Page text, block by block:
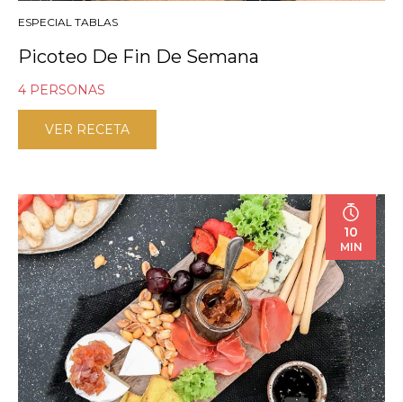
ESPECIAL TABLAS
Picoteo De Fin De Semana
4 PERSONAS
VER RECETA
10
MIN